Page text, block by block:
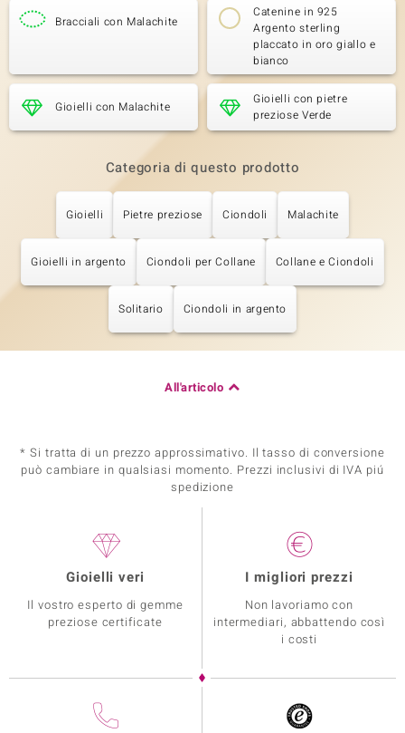
Bracciali con Malachite
Catenine in 925
Argento sterling
placcato in oro giallo e
bianco
Gioielli con Malachite
Gioielli con pietre
preziose Verde
Categoria di questo prodotto
Gioielli Pietre preziose Ciondoli Malachite
Gioielli in argento Ciondoli per Collane Collane e Ciondoli
Solitario Ciondoli in argento
All'articolo
* Si tratta di un prezzo approssimativo. Il tasso di conversione
può cambiare in qualsiasi momento. Prezzi inclusivi di IVA piú
spedizione
Gioielli veri
Il vostro esperto di gemme
preziose certificate
I migliori prezzi
Non lavoriamo con
intermediari, abbattendo così
i costi